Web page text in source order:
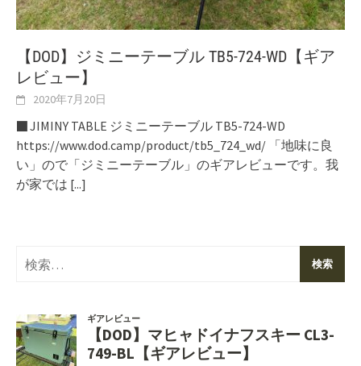
【DOD】ジミニーテーブル TB5-724-WD【ギア
レビュー】
2020年7月20日
■ JIMINY TABLE ジミニーテーブル TB5-724-WD
https://www.dod.camp/product/tb5_724_wd/ 「地味に良
い」ので「ジミニーテーブル」のギアレビューです。我
が家では [...]
検
索: